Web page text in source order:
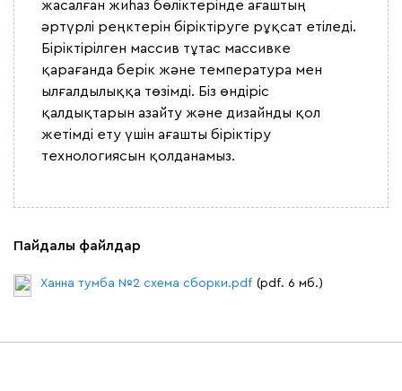
жасалған жиһаз бөліктерінде ағаштың
әртүрлі реңктерін біріктіруге рұқсат етіледі.
Біріктірілген массив тұтас массивке
қарағанда берік және температура мен
ылғалдылыққа төзімді. Біз өндіріс
қалдықтарын азайту және дизайнды қол
жетімді ету үшін ағашты біріктіру
технологиясын қолданамыз.
Пайдалы файлдар
Ханна тумба №2 схема сборки.pdf (pdf. 6 мб.)